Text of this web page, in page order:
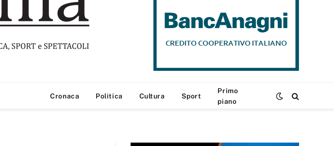
Cronaca Politica Cultura Sport
Primo
piano